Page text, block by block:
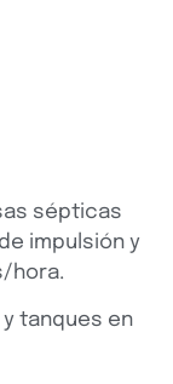
sépticas
impulsión y
hora.
tanques en